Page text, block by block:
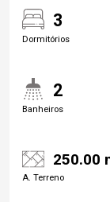
3
Dormitórios
2
Banheiros
250.00
A. Terreno